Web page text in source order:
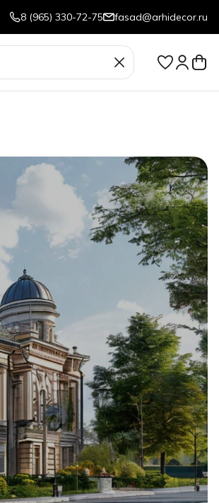
8 (965) 330-72-75 fasad@arhidecor.ru